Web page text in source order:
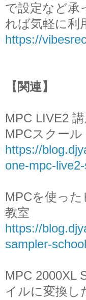
で設定など承
れば気軽に利
https://
【関連】
MPC LIVE2
MPCスクー
https://
one-mpc-
MPCを使っ
教室
https://
sampler-
MPC 2000XL
イルに変換し